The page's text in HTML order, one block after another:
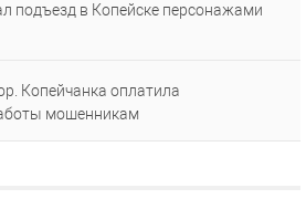
подъезд в Копейске персонажами
Копейчанка оплатила
мошенникам